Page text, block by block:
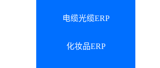
电缆光缆ERP
化妆品ERP